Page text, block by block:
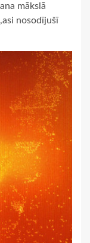
mākslā
nosodījušī